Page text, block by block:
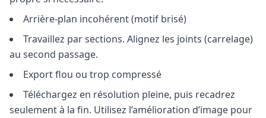
Arrière-plan incohérent (motif brisé)
Travaillez par sections. Alignez les joints (carrelage)
au second passage.
Export flou ou trop compressé
Téléchargez en résolution pleine, puis recadrez
seulement à la fin. Utilisez l’amélioration d’image pour